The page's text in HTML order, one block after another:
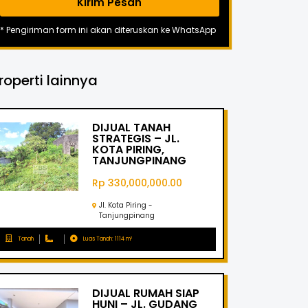
* Pengiriman form ini akan diteruskan ke WhatsApp
lainnya
DIJUAL TANAH
STRATEGIS – JL.
KOTA PIRING,
TANJUNGPINANG
Rp 330,000,000.00
Jl. Kota Piring -
Tanjungpinang
Tanah Luas Tanah: 1114 m²
DIJUAL RUMAH SIAP
HUNI – JL. GUDANG